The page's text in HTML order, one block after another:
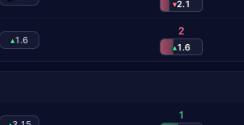
▾2.1
▴1.6
2
▴1.6
1